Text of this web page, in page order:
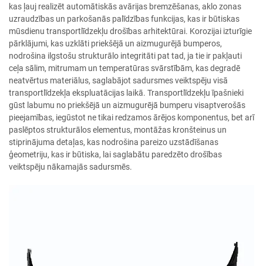
kas ļauj realizēt automātiskās avārijas bremzēšanas, aklo zonas
uzraudzības un parkošanās palīdzības funkcijas, kas ir būtiskas
mūsdienu transportlīdzekļu drošības arhitektūrai. Korozijai izturīgie
pārklājumi, kas uzklāti priekšējā un aizmugurējā bumperos,
nodrošina ilgstošu strukturālo integritāti pat tad, ja tie ir pakļauti
ceļa sālim, mitrumam un temperatūras svārstībām, kas degradē
neatvērtus materiālus, saglabājot sadursmes veiktspēju visā
transportlīdzekļa ekspluatācijas laikā. Transportlīdzekļu īpašnieki
gūst labumu no priekšējā un aizmugurējā bumperu visaptverošās
pieejamības, iegūstot ne tikai redzamos ārējos komponentus, bet arī
paslēptos strukturālos elementus, montāžas kronšteinus un
stiprinājuma detaļas, kas nodrošina pareizo uzstādīšanas
ģeometriju, kas ir būtiska, lai saglabātu paredzēto drošības
veiktspēju nākamajās sadursmēs.